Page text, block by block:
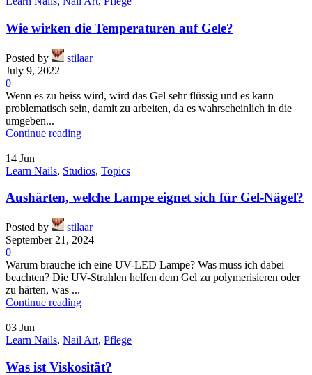
Wie wirken die Temperaturen auf Gele?
Posted by
stilaar
July 9, 2022
0
Wenn es zu heiss wird, wird das Gel sehr flüssig und es kann
problematisch sein, damit zu arbeiten, da es wahrscheinlich in die
umgeben...
Continue reading
14 Jun
Learn Nails, Studios, Topics
Aushärten, welche Lampe eignet sich für Gel-Nägel?
Posted by
stilaar
September 21, 2024
0
Warum brauche ich eine UV-LED Lampe? Was muss ich dabei
beachten? Die UV-Strahlen helfen dem Gel zu polymerisieren oder
zu härten, was ...
Continue reading
03 Jun
Learn Nails, Nail Art, Pflege
Was ist Viskosität?